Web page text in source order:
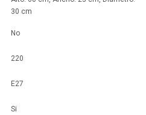
30 cm
No
220
E27
Si